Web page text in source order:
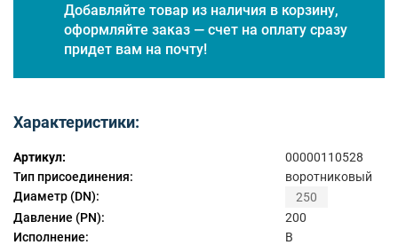
Добавляйте товар из наличия в корзину,
оформляйте заказ — счет на оплату сразу
придет вам на почту!
Характеристики:
Артикул:
00000110528
Тип присоединения:
воротниковый
Диаметр (DN):
250
Давление (PN):
200
Исполнение:
B